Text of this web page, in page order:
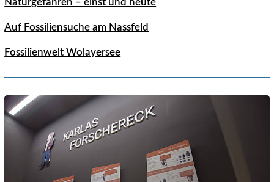
Auf Fossiliensuche am Nassfeld
Fossilienwelt Wolayersee